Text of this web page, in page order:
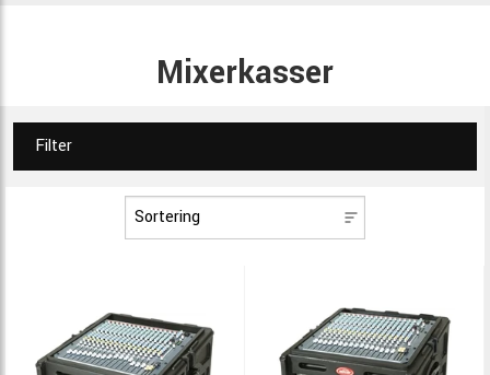
Mixerkasser
Filter